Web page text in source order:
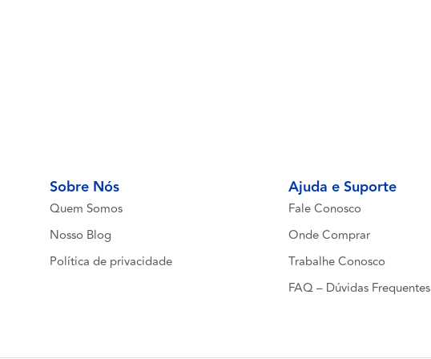
Sobre Nós
Quem Somos
Nosso Blog
Política de privacidade
Ajuda e Suporte
Fale Conosco
Onde Comprar
Trabalhe Conosco
FAQ – Dúvidas Frequentes